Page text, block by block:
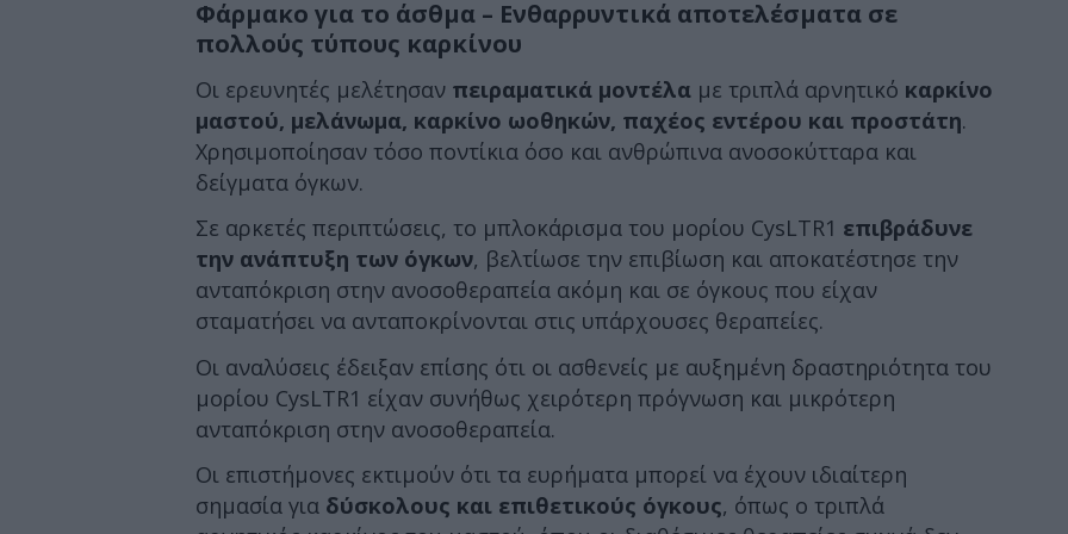
Φάρμακο για το άσθμα – Ενθαρρυντικά αποτελέσματα σε
πολλούς τύπους καρκίνου
Οι ερευνητές μελέτησαν πειραματικά μοντέλα με τριπλά αρνητικό καρκίνο
μαστού, μελάνωμα, καρκίνο ωοθηκών, παχέος εντέρου και προστάτη.
Χρησιμοποίησαν τόσο ποντίκια όσο και ανθρώπινα ανοσοκύτταρα και
δείγματα όγκων.
Σε αρκετές περιπτώσεις, το μπλοκάρισμα του μορίου CysLTR1 επιβράδυνε
την ανάπτυξη των όγκων, βελτίωσε την επιβίωση και αποκατέστησε την
ανταπόκριση στην ανοσοθεραπεία ακόμη και σε όγκους που είχαν
σταματήσει να ανταποκρίνονται στις υπάρχουσες θεραπείες.
Οι αναλύσεις έδειξαν επίσης ότι οι ασθενείς με αυξημένη δραστηριότητα του
μορίου CysLTR1 είχαν συνήθως χειρότερη πρόγνωση και μικρότερη
ανταπόκριση στην ανοσοθεραπεία.
Οι επιστήμονες εκτιμούν ότι τα ευρήματα μπορεί να έχουν ιδιαίτερη
σημασία για δύσκολους και επιθετικούς όγκους, όπως ο τριπλά